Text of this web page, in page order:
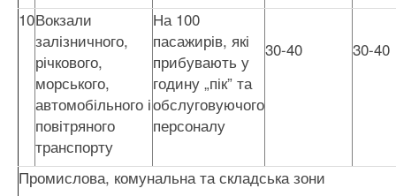
10Вокзали
залізничного,
річкового,
морського,
автомобільного і
повітряного
транспорту
На 100
пасажирів, які
прибувають у
годину „пік” та
обслуговуючого
персоналу
30-40 30-40
Промислова, комунальна та складська зони